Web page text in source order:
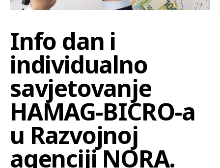
Info dan i
individualno
savjetovanje
HAMAG-BICRO-a
u Razvojnoj
agenciji NORA.